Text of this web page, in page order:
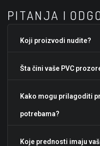
PITANJA I
Koji proizvodi nudite?
Šta čini vaše PVC
Kako mogu prilagoditi
potrebama?
Koje prednosti imaju